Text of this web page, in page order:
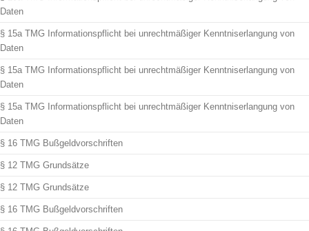
Daten
§ 15a TMG Informationspflicht bei unrechtmäßiger Kenntniserlangung von
Daten
§ 15a TMG Informationspflicht bei unrechtmäßiger Kenntniserlangung von
Daten
§ 15a TMG Informationspflicht bei unrechtmäßiger Kenntniserlangung von
Daten
§ 16 TMG Bußgeldvorschriften
§ 12 TMG Grundsätze
§ 12 TMG Grundsätze
§ 16 TMG Bußgeldvorschriften